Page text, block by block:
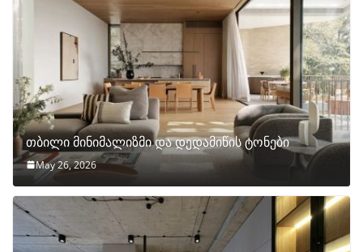
თბილი მინიმალიზმი და დედამიწის ტონები
May 26, 2026